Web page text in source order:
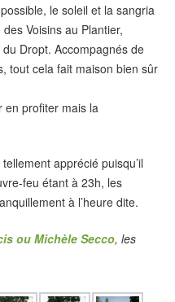
le soleil et la sangria
Voisins au Plantier,
Dropt. Accompagnés de
tout cela fait maison bien sûr
en profiter mais la
apprécié puisqu’il
feu étant à 23h, les
à l’heure dite.
ou Michèle Secco, les